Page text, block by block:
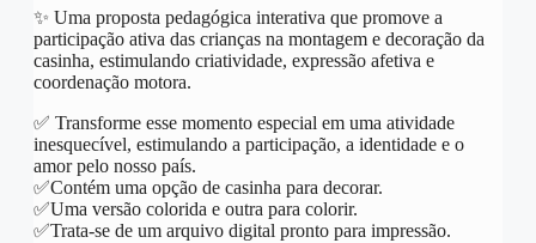
✨ Uma proposta pedagógica interativa que promove a
participação ativa das crianças na montagem e decoração da
casinha, estimulando criatividade, expressão afetiva e
coordenação motora.
✅ Transforme esse momento especial em uma atividade
inesquecível, estimulando a participação, a identidade e o
amor pelo nosso país.
✅️Contém uma opção de casinha para decorar.
✅️Uma versão colorida e outra para colorir.
✅️Trata-se de um arquivo digital pronto para impressão.